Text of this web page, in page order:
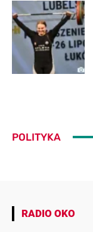
POLITYKA
RADIO OKO